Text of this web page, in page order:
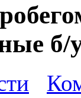
б/